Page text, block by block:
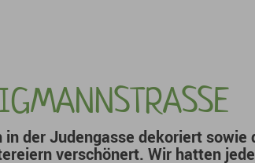
der Judengasse dekoriert sowie
verschönert. Wir hatten